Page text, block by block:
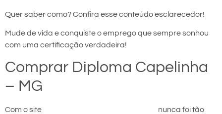
Quer saber como? Confira esse conteúdo esclarecedor!
Mude de vida e conquiste o emprego que sempre sonhou
com uma certificação verdadeira!
Comprar Diploma Capelinha
– MG
Com o site
nunca foi tão